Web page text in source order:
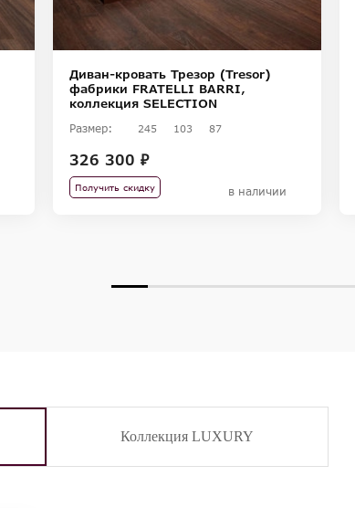
Диван-кровать Трезор (Tresor)
фабрики FRATELLI BARRI,
коллекция SELECTION
Размер: 245 103 87
326 300 ₽
Получить скидку в наличии
Коллекция LUXURY